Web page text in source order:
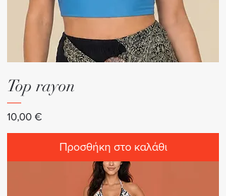
Top rayon
Τιμή
10,00 €
Προσθήκη στο καλάθι